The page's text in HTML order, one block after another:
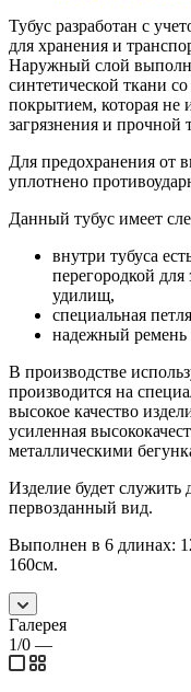
Тубус разработан с
для хранения и
Наружный слой
синтетической ткани
покрытием, которая не
загрязнения и прочной
Для предохранения от
уплотнено
Данный тубус имеет
внутри тубуса
перегородкой
удилищ,
специальная
надежный ремень
В производстве
производится на
высокое качество
усиленная
металлическими
Изделие будет служить
первозданный вид.
Выполнен в 6 длинах:
160см.
Галерея
1/0 —